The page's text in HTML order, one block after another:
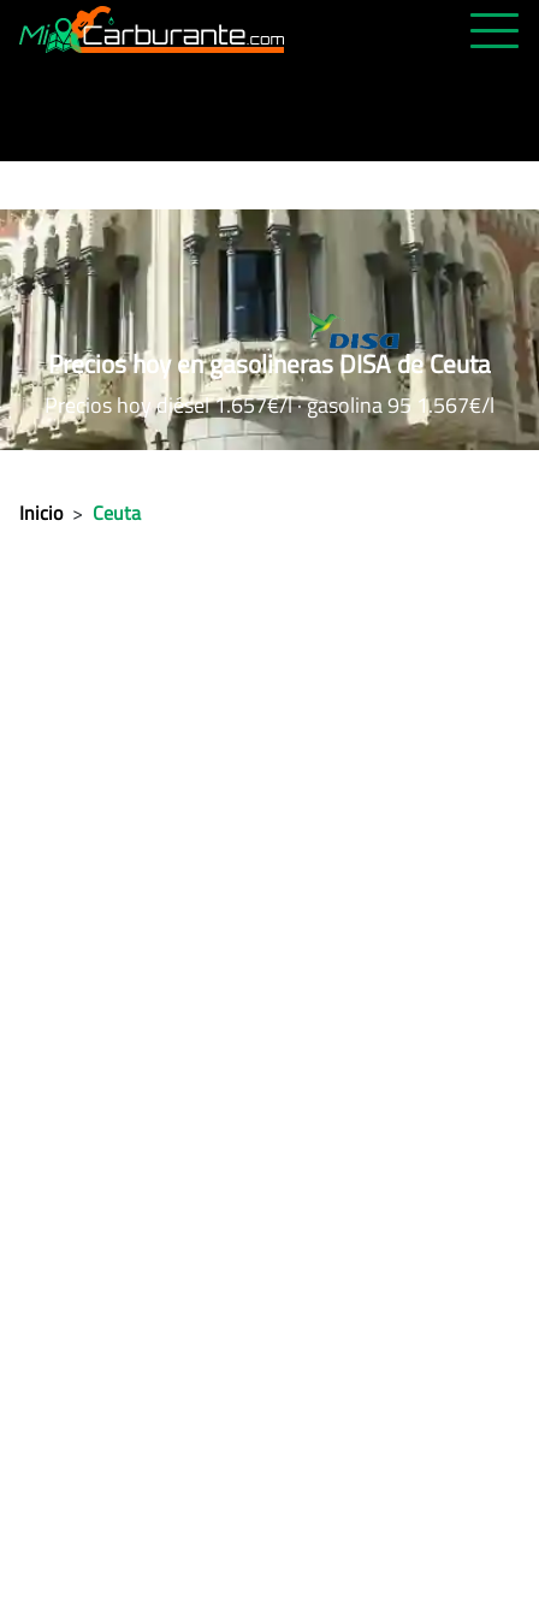
ABIERTAS 24H
ÚLTIMAS MATRÍCULAS
FAVORITAS
Precios hoy en gasolineras DISA de Ceuta
Precios hoy diésel 1.657€/l · gasolina 95 1.567€/l
Inicio > Ceuta